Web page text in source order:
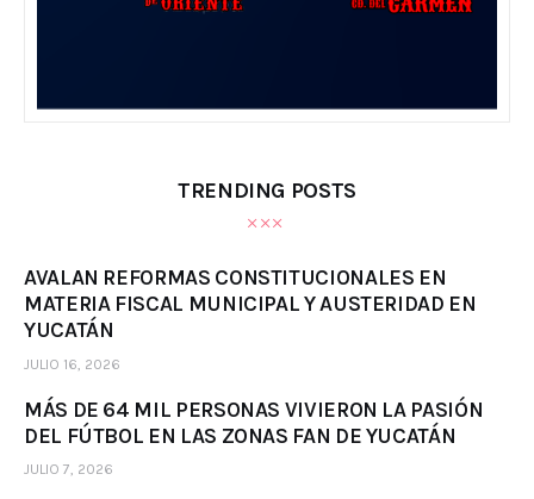
TRENDING POSTS
AVALAN REFORMAS CONSTITUCIONALES EN
MATERIA FISCAL MUNICIPAL Y AUSTERIDAD EN
YUCATÁN
JULIO 16, 2026
MÁS DE 64 MIL PERSONAS VIVIERON LA PASIÓN
DEL FÚTBOL EN LAS ZONAS FAN DE YUCATÁN
JULIO 7, 2026